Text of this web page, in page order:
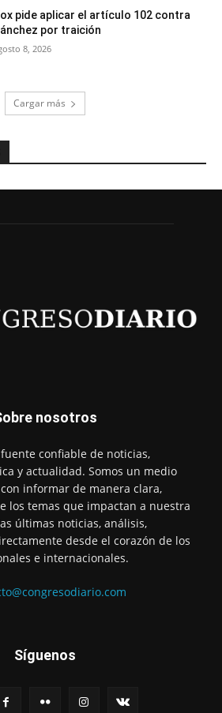
pide aplicar el artículo 102 contra
por traición
8, 2026
Cargar más
nosotros
confiable de noticias,
y actualidad. Somos un medio
informar de manera clara,
los temas que impactan a nuestra
últimas noticias, análisis,
desde el corazón de los
e internacionales.
Síguenos